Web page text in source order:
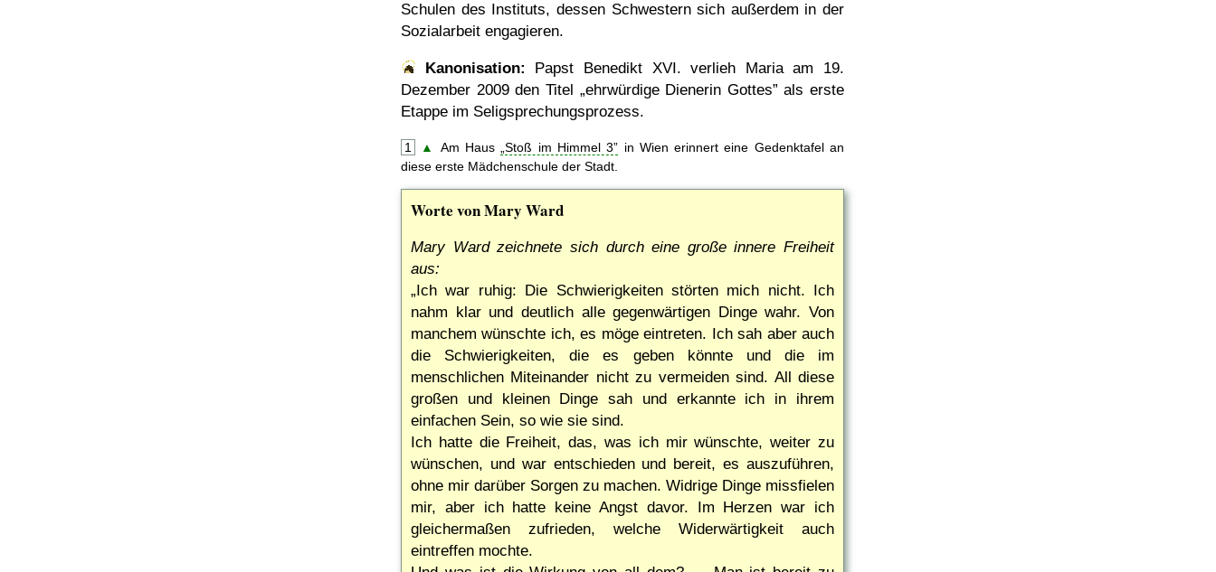
Schulen des Instituts, dessen Schwestern sich außerdem in der
Sozialarbeit engagieren.
Kanonisation: Papst Benedikt XVI. verlieh Maria am 19.
Dezember 2009den Titel ehrwürdige Dienerin Gottes
als erste
Etappe im Seligsprechungsprozess.
1 ▲ Am Haus Stoß im Himmel 3
in Wien erinnert eine Gedenktafel an
diese erste Mädchenschule der Stadt.
Worte von Mary Ward
Mary Ward zeichnete sich durch eine große innere Freiheit
aus:
Ich war ruhig: Die Schwierigkeiten störten mich nicht. Ich
nahm klar und deutlich alle gegenwärtigen Dinge wahr. Von
manchem wünschte ich, es möge eintreten. Ich sah aber auch
die Schwierigkeiten, die es geben könnte und die im
menschlichen Miteinander nicht zu vermeiden sind. All diese
großen und kleinen Dinge sah und erkannte ich in ihrem
einfachen Sein, so wie sie sind.
Ich hatte die Freiheit, das, was ich mir wünschte, weiter zu
wünschen, und war entschieden und bereit, es auszuführen,
ohne mir darüber Sorgen zu machen. Widrige Dinge missfielen
mir, aber ich hatte keine Angst davor. Im Herzen war ich
gleichermaßen zufrieden, welche Widerwärtigkeit auch
eintreffen mochte.